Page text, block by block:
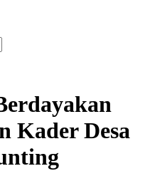
Kader Desa